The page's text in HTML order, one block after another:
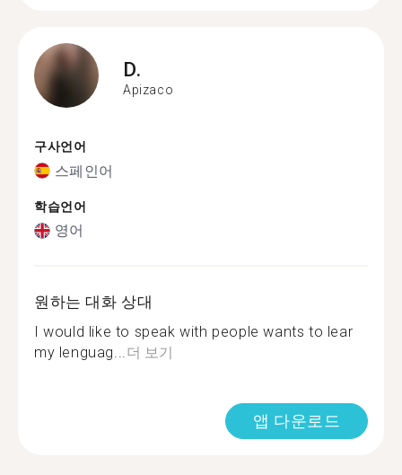
D.
Apizaco
구사언어
스페인어
학습언어
영어
원하는 대화 상대
I would like to speak with people wants to lear
my lenguag...더 보기
앱 다운로드